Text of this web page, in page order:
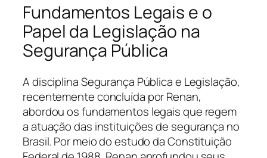
Fundamentos Legais e o
Papel da Legislação na
Segurança Pública
A disciplina Segurança Pública e Legislação,
recentemente concluída por Renan,
abordou os fundamentos legais que regem
a atuação das instituições de segurança no
Brasil. Por meio do estudo da Constituição